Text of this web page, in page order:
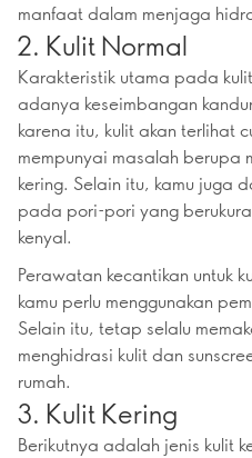
manfaat dalam menjaga
2. Kulit Normal
Karakteristik utama pada
adanya keseimbangan
karena itu, kulit akan terlihat
mempunyai masalah berupa
kering. Selain itu, kamu juga
pada pori-pori yang
kenyal.
Perawatan kecantikan untuk
kamu perlu menggunakan
Selain itu, tetap selalu
menghidrasi kulit dan
rumah.
3. Kulit Kering
Berikutnya adalah jenis kulit